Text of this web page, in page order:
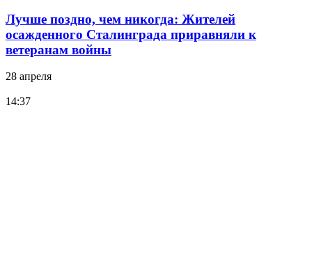
Лучше поздно, чем никогда: Жителей
осажденного Сталинграда приравняли к
ветеранам войны
28 апреля
14:37